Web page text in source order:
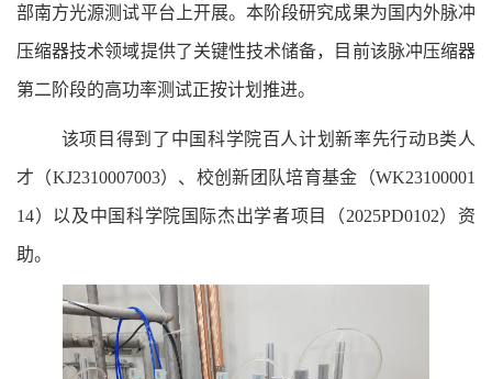
部南方光源测试平台上开展。本阶段研究成果为国内外脉冲
压缩器技术领域提供了关键性技术储备，目前该脉冲压缩器
第二阶段的高功率测试正按计划推进。
该项目得到了中国科学院百人计划新率先行动B类人
才（KJ2310007003）、校创新团队培育基金（WK23100001
14）以及中国科学院国际杰出学者项目（2025PD0102）资
助。